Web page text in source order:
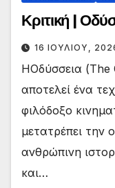
Κριτική |
16 ΙΟΥΛΊΟΥ,
HΟδύσσεια (Τhe
αποτελεί ένα
φιλόδοξο
μετατρέπει την
ανθρώπινη
και…